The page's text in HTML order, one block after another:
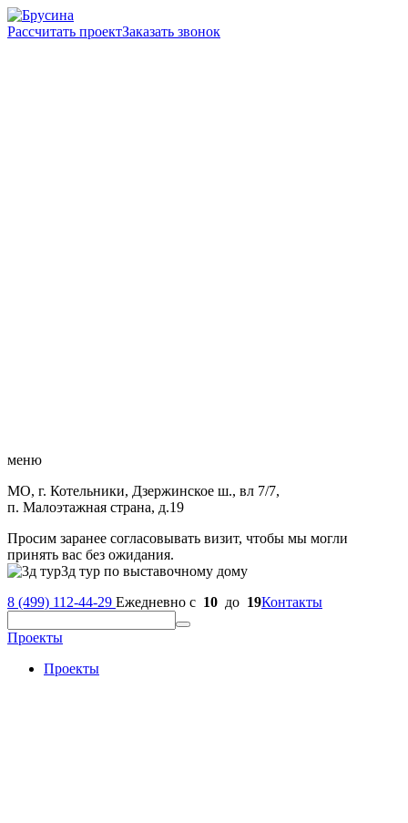
Рассчитать проектЗаказать звонок
меню
МО, г. Котельники, Дзержинское ш., вл 7/7,
п. Малоэтажная страна, д.19
Просим заранее согласовывать визит, чтобы мы могли
принять вас без ожидания.
3д тур по выставочному дому
8 (499) 112-44-29 Ежедневно с 10 до 19Контакты
Проекты
Проекты